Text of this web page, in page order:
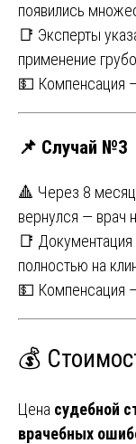
появились
📑 Эксперты
применение
💵 Компенсация
📌 Случай №3
🔺 Через 8
вернулся — врач
📑 Документация
полностью на
💵 Компенсация
💰
Цена судебной
врачебных